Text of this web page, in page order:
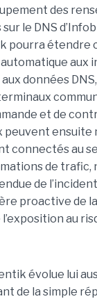
des
le DNS
pourra étendre
aux
données
et de
peuvent ensuite
connectés au
de trafic,
de
proactive de
au
évolue lui
de la simple